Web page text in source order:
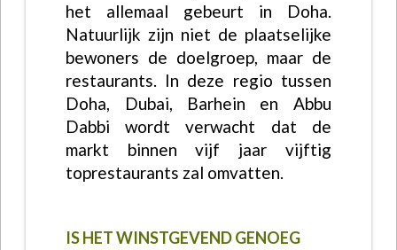
het allemaal gebeurt in Doha.
Natuurlijk zijn niet de plaatselijke
bewoners de doelgroep, maar de
restaurants. In deze regio tussen
Doha, Dubai, Barhein en Abbu
Dabbi wordt verwacht dat de
markt binnen vijf jaar vijftig
toprestaurants zal omvatten.
IS HET WINSTGEVEND GENOEG